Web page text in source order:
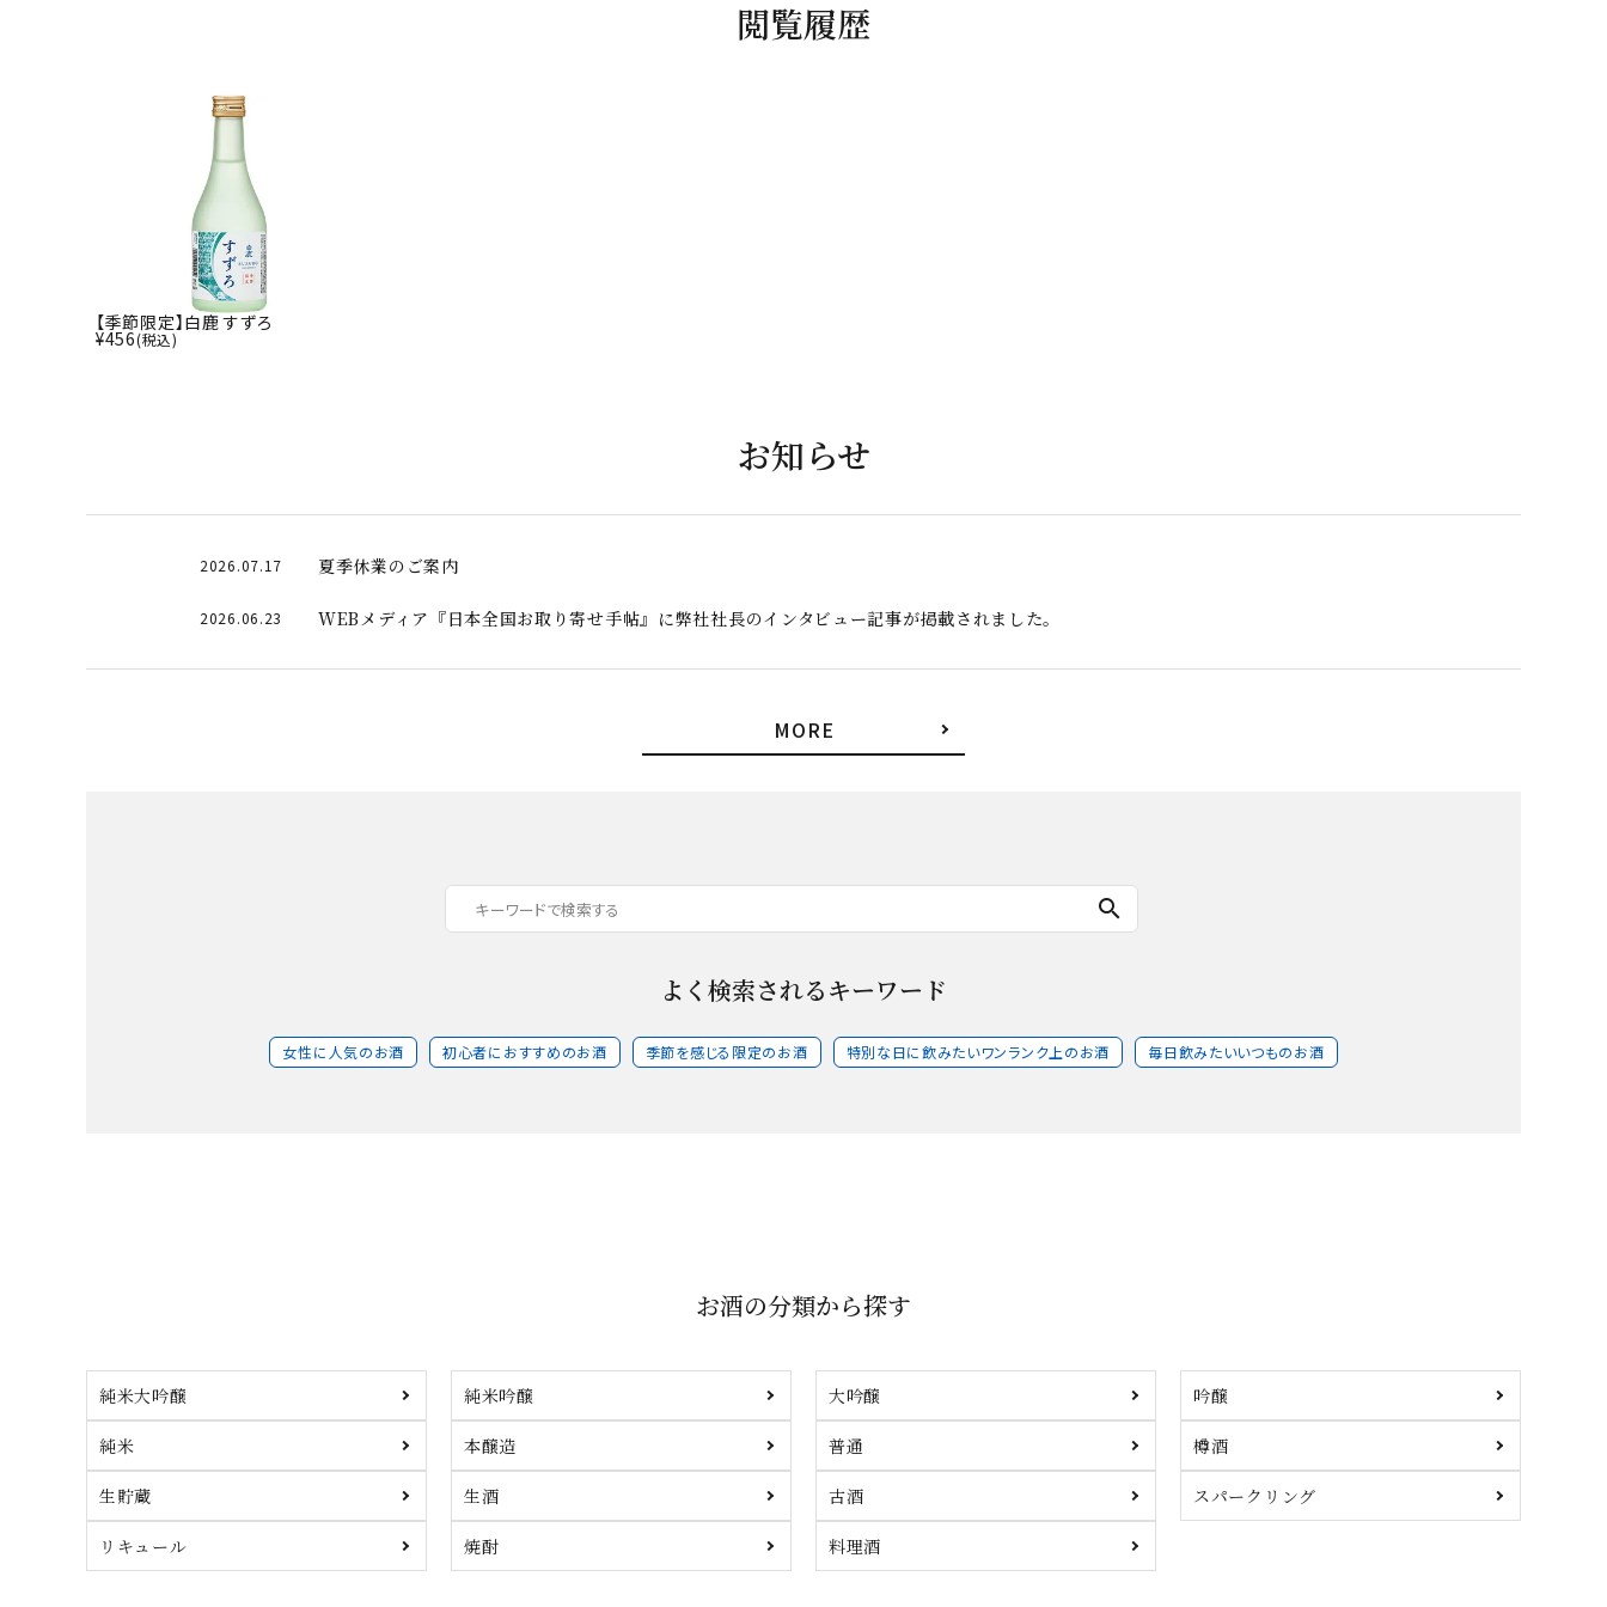
閲覧履歴
【季節限定】白鹿 すずろ
¥456(税込)
お知らせ
2026.07.17 夏季休業のご案内
2026.06.23 WEBメディア『日本全国お取り寄せ手帖』に弊社社長のインタビュー記事が掲載されました。
MORE
search
よく検索されるキーワード
女性に人気のお酒 初心者におすすめのお酒 季節を感じる限定のお酒 特別な日に飲みたいワンランク上のお酒 毎日飲みたいいつものお酒
お酒の分類から探す
純米大吟醸 純米吟醸 大吟醸 吟醸
純米 本醸造 普通 樽酒
生貯蔵 生酒 古酒 スパークリング
リキュール 焼酎 料理酒